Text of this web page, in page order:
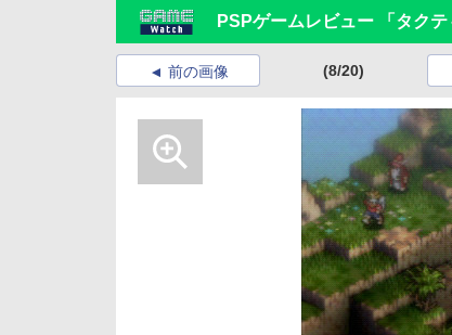
PSPゲームレビュー 「タクテ
前の画像 (8/20)